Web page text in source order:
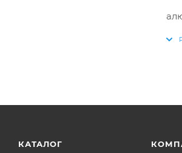
КАТАЛОГ